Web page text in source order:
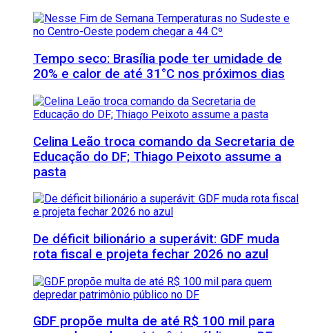
Tempo seco: Brasília pode ter umidade de
20% e calor de até 31°C nos próximos dias
Celina Leão troca comando da Secretaria de
Educação do DF; Thiago Peixoto assume a
pasta
De déficit bilionário a superávit: GDF muda
rota fiscal e projeta fechar 2026 no azul
GDF propõe multa de até R$ 100 mil para